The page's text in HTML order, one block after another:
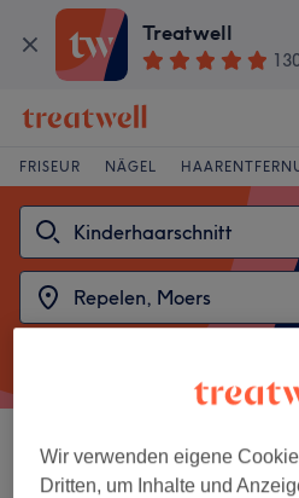
Treatwell
FRISEUR NÄGEL
Sortieren nach Beliebiger
Wir verwenden eigene
Dritten, um Inhalte und